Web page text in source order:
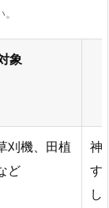
象
刈機、田植
ど
神
す
し